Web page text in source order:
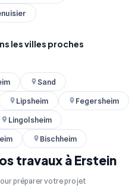
les villes proches
Sand
Lipsheim
Fegersheim
Lingolsheim
Bischheim
travaux à Erstein
préparer votre projet